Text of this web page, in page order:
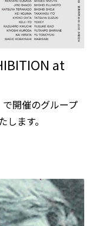
at
開催のグループ
ます。